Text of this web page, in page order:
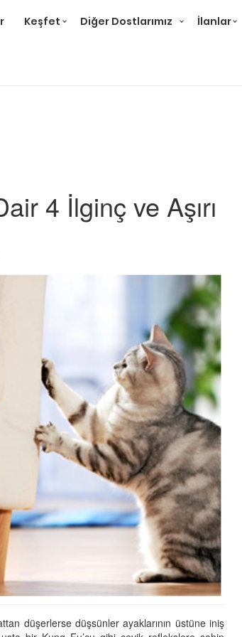
Keşfet Diğer Dostlarımız İlanlar
4 İlginç ve Aşırı
düşerlerse düşsünler ayaklarının üstüne iniş
Gri Kedi Cinsleri: 14 Tür ve
Tüm İnsanların Ders Çıkarması
Gereken 26 Hayvansever Söz
22.05.2020
Anne Kedi Yavrusunu Neden
Reddeder ve Terk Eder?
22.05.2020
Evde Beslenebilecek En Tatlı 21
Küçük Kedi Cinsi
22.05.2020
Yavru Kedilerde Pire Nasıl
Temizlenir?
22.05.2020